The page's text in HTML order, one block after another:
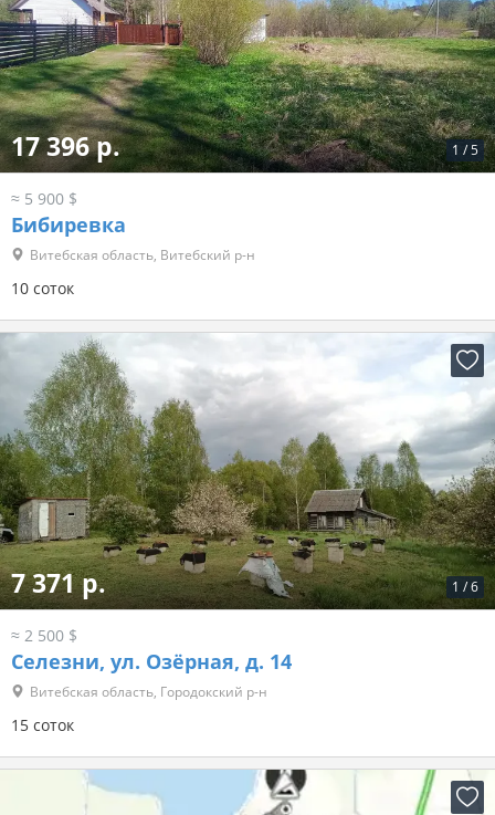
1 /5
17 396 р.
≈ 5 900 $
Бибиревка
Витебская область, Витебский р-н
10 соток
1 /6
7 371 р.
≈ 2 500 $
Селезни, ул. Озёрная, д. 14
Витебская область, Городокский р-н
15 соток